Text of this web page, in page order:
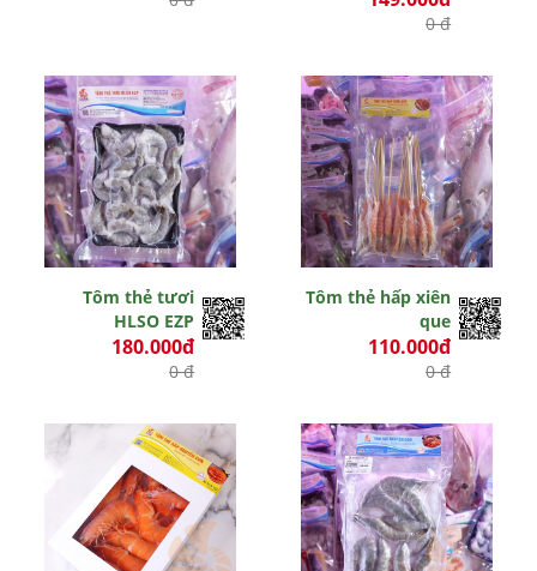
0 đ
Tôm thẻ tươi
HLSO EZP
180.000đ
0 đ
Tôm thẻ hấp xiên
que
110.000đ
0 đ